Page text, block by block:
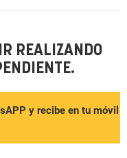
REALIZANDO
y recibe en tu móvil